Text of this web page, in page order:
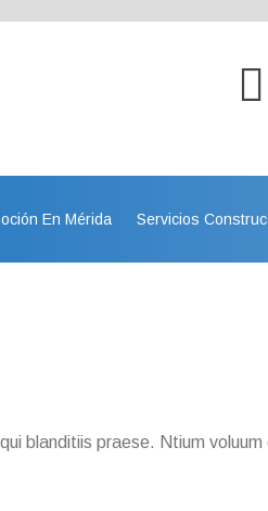
En Mérida Servicios
blanditiis praese. Ntium